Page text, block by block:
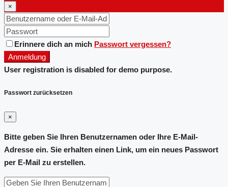
×
Erinnere dich an mich Passwort vergessen?
Anmeldung
User registration is disabled for demo purpose.
Passwort zurücksetzen
×
Bitte geben Sie Ihren Benutzernamen oder Ihre E-Mail-
Adresse ein. Sie erhalten einen Link, um ein neues Passwort
per E-Mail zu erstellen.